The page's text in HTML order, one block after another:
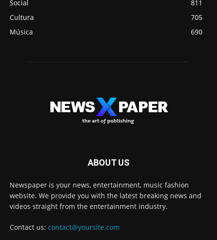
Social
811
Cultura
705
Música
690
ABOUT US
Newspaper is your news, entertainment, music fashion
website. We provide you with the latest breaking news and
videos straight from the entertainment industry.
Contact us: contact@yoursite.com